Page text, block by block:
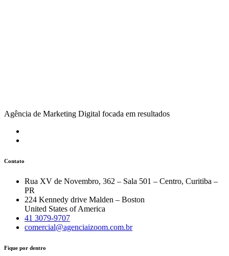
Agência de Marketing Digital focada em resultados
Contato
Rua XV de Novembro, 362 – Sala 501 – Centro, Curitiba –
PR
224 Kennedy drive Malden – Boston
United States of America
41 3079-9707
comercial@agenciaizoom.com.br
Fique por dentro